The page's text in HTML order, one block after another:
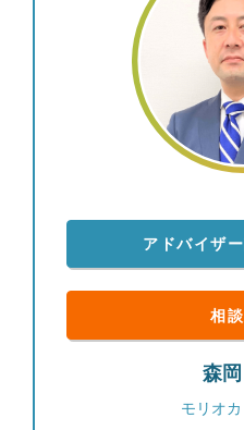
アドバイザ
相
森
モリオ